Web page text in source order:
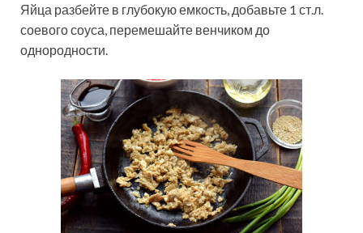
Яйца разбейте в глубокую емкость, добавьте 1 ст.л.
соевого соуса, перемешайте венчиком до
однородности.